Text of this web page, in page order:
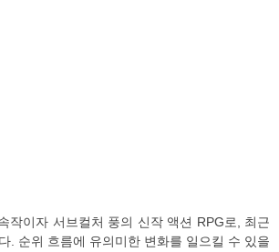
작이자 서브컬처 풍의 신작 액션 RPG로, 최근
. 순위 흐름에 유의미한 변화를 일으킬 수 있을